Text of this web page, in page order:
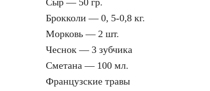
Брокколи — 0, 5-0,8 кг.
Морковь — 2 шт.
Чеснок — 3 зубчика
Сметана — 100 мл.
Французские травы